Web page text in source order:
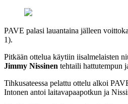
PAVE palasi lauantaina jälleen
1).
Pitkään ottelua käytiin iisalmelaisten
Jimmy Nissinen tehtaili hattutempun
Tihkusateessa pelattu ottelu alkoi
Intonen antoi laitavapaapotkun ja